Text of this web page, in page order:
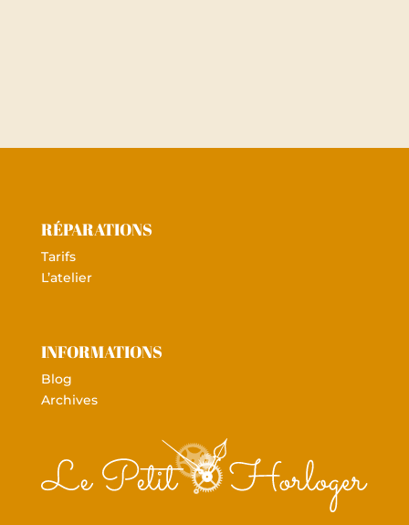
RÉPARATIONS
Tarifs
L’atelier
INFORMATIONS
Blog
Archives